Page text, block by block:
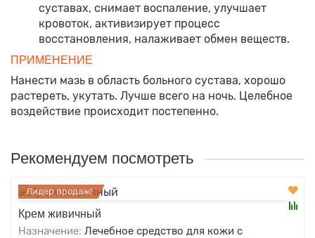
суставах, снимает воспаление, улучшает
кровоток, активизирует процесс
восстановления, налаживает обмен веществ.
ПРИМЕНЕНИЕ
Нанести мазь в область больного сустава, хорошо
растереть, укутать. Лучше всего на ночь. Целебное
воздействие происходит постепенно.
Рекомендуем посмотреть
Лидер продаж!
Крем живичный
Назначение: Лечебное средство для кожи с